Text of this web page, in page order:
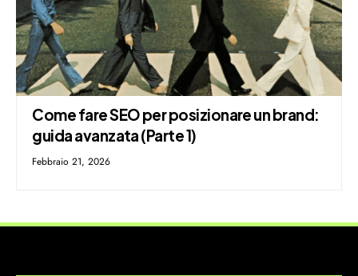
Come fare SEO per posizionare un brand:
guida avanzata (Parte 1)
Febbraio 21, 2026